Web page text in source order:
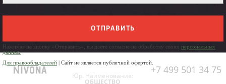
ОТПРАВИТЬ
Нажимая на кнопку «Отправить», вы даете согласие на обработку своих персональных
данных
Для правообладателей | Сайт не является публичной офертой.
+7 499 501 34 75
Юр. Наименование:
ОБЩЕСТВО